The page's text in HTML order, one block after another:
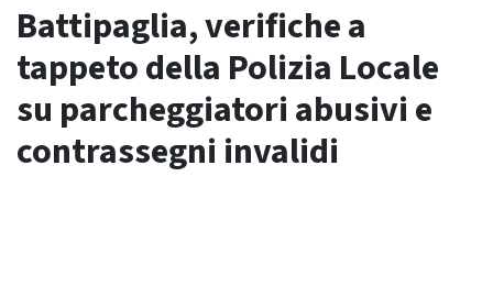
Battipaglia, verifiche a
tappeto della Polizia Locale
su parcheggiatori abusivi e
contrassegni invalidi